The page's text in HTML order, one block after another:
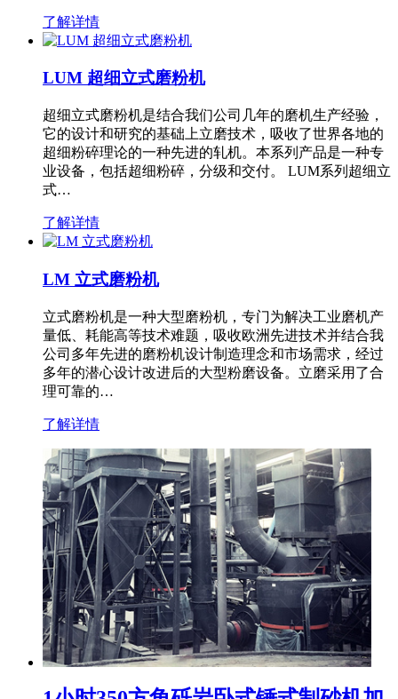
了解详情
LUM 超细立式磨粉机
超细立式磨粉机是结合我们公司几年的磨机生产经验，
它的设计和研究的基础上立磨技术，吸收了世界各地的
超细粉碎理论的一种先进的轧机。本系列产品是一种专
业设备，包括超细粉碎，分级和交付。 LUM系列超细立
式…
了解详情
LM 立式磨粉机
立式磨粉机是一种大型磨粉机，专门为解决工业磨机产
量低、耗能高等技术难题，吸收欧洲先进技术并结合我
公司多年先进的磨粉机设计制造理念和市场需求，经过
多年的潜心设计改进后的大型粉磨设备。立磨采用了合
理可靠的…
了解详情